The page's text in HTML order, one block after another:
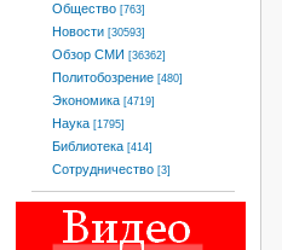
Общество [763]
Новости [30593]
Обзор СМИ [36362]
Политобозрение [480]
Экономика [4719]
Наука [1795]
Библиотека [414]
Сотрудничество [3]